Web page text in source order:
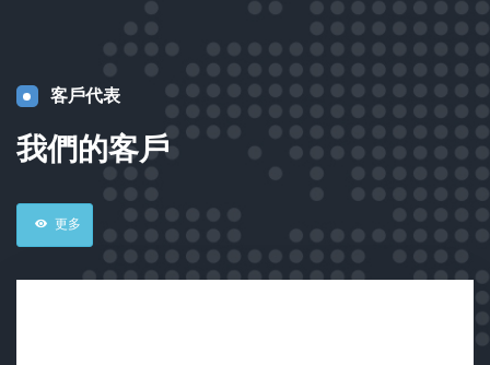
客戶代表
我們的客戶
更多